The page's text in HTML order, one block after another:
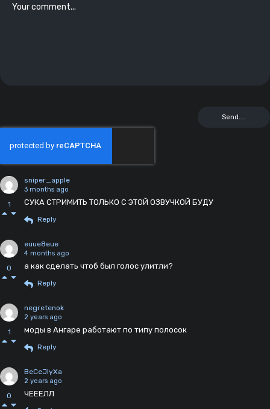
1
sniper_apple
3 months ago
СУКА СТРИМИТЬ ТОЛЬКО С ЭТОЙ ОЗВУЧКОЙ БУДУ
Reply
0
euue8eue
4 months ago
а как сделать чтоб был голос улитли?
Reply
1
negretenok
2 years ago
моды в Ангаре работают по типу полосок
Reply
0
BeCeJlyXa
2 years ago
ЧЕЕЕЛЛ